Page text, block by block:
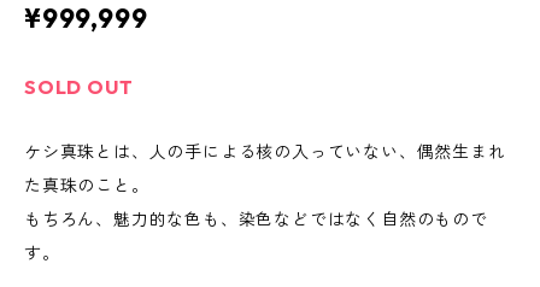
¥999,999
SOLD OUT
ケシ真珠とは、人の手による核の入っていない、偶然生まれ
た真珠のこと。
もちろん、魅力的な色も、染色などではなく自然のもので
す。